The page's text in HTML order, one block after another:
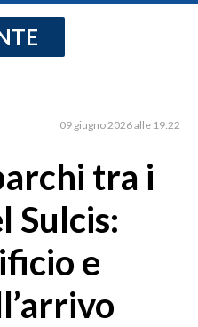
09 giugno 2026 alle 19:22
tra i
Sulcis:
e